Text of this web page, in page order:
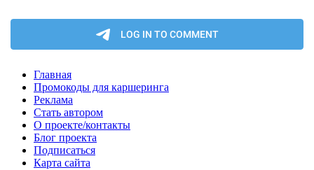
Главная
Промокоды для каршеринга
Реклама
Стать автором
О проекте/контакты
Блог проекта
Подписаться
Карта сайта